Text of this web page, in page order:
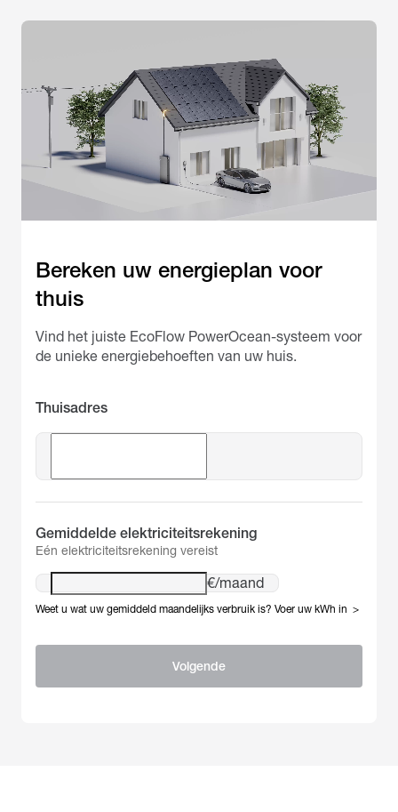
Bereken uw energieplan voor
thuis
Vind het juiste EcoFlow PowerOcean-systeem voor
de unieke energiebehoeften van uw huis.
Thuisadres
Gemiddelde elektriciteitsrekening
Eén elektriciteitsrekening vereist
€/maand
Weet u wat uw gemiddeld maandelijks verbruik is? Voer uw kWh in >
Volgende